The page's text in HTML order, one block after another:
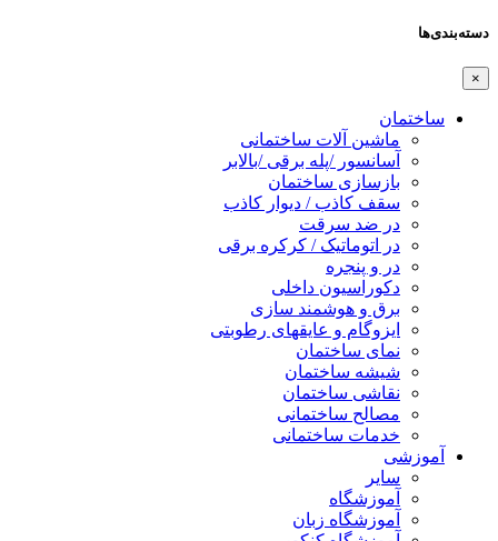
دسته‌بندی‌ها
×
ساختمان
ماشین آلات ساختمانی
آسانسور /پله برقی /بالابر
بازسازی ساختمان
سقف کاذب / دیوار کاذب
در ضد سرقت
در اتوماتیک / کرکره برقی
در و پنجره
دکوراسیون داخلی
برق و هوشمند سازی
ایزوگام و عایقهای رطوبتی
نمای ساختمان
شیشه ساختمان
نقاشی ساختمان
مصالح ساختمانی
خدمات ساختمانی
آموزشی
سایر
آموزشگاه
آموزشگاه زبان